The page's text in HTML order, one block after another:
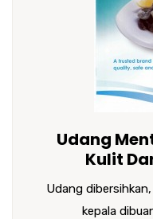
Udang
Kulit
Udang
kepala